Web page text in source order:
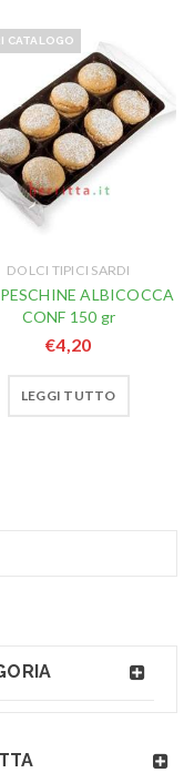
CATALOGO
DOLCI TIPICI SARDI
ALBICOCCA
CONF 150 gr
€4,20
LEGGI TUTTO